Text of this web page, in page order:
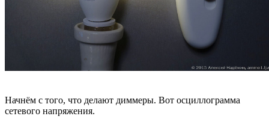
Начнём с того, что делают диммеры. Вот осциллограмма
сетевого напряжения.